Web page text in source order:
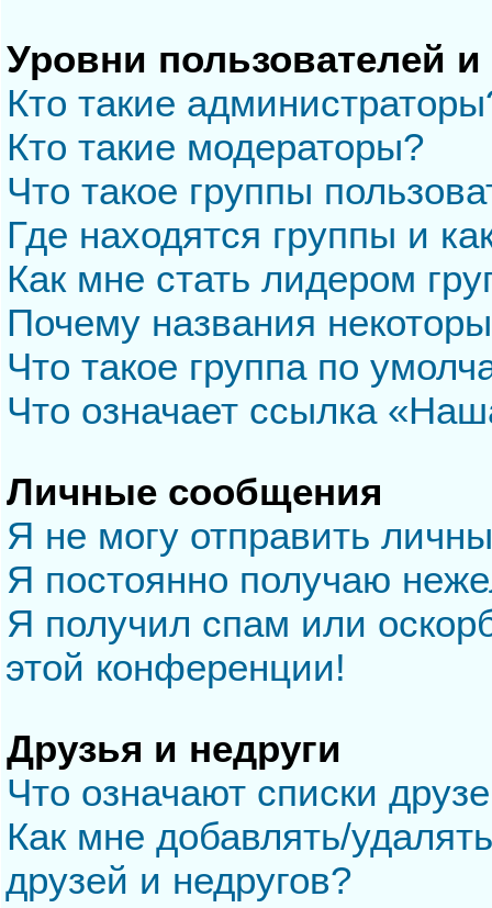
Уровни пользователей
Кто такие
Кто такие модераторы?
Что такое группы
Где находятся группы и
Как мне стать лидером
Почему названия
Что такое группа по
Что означает ссылка
Личные сообщения
Я не могу отправить
Я постоянно получаю
Я получил спам или
этой конференции!
Друзья и недруги
Что означают списки
Как мне добавлять/
друзей и недругов?